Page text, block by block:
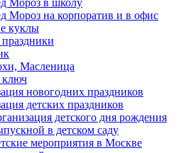
Мороз в школу
Мороз на корпоратив и в офис
куклы
Масленица
ключ
новогодних праздников
детских праздников
детского дня рождения
в детском саду
мероприятия в Москве